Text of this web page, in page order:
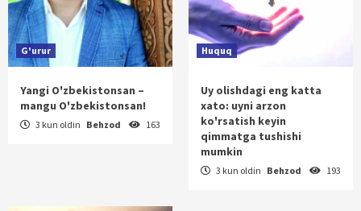
G'urur
Yangi O'zbekistonsan –
mangu O'zbekistonsan!
3 kun oldin Behzod 163
Huquq
Uy olishdagi eng katta
xato: uyni arzon
ko'rsatish keyin
qimmatga tushishi
mumkin
3 kun oldin Behzod 193